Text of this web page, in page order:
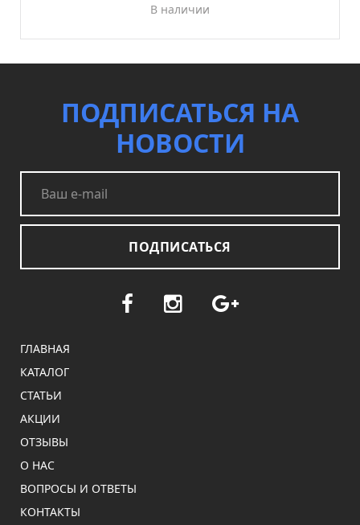
В наличии
ПОДПИСАТЬСЯ НА
НОВОСТИ
ПОДПИСАТЬСЯ
ГЛАВНАЯ
КАТАЛОГ
СТАТЬИ
АКЦИИ
ОТЗЫВЫ
О НАС
ВОПРОСЫ И ОТВЕТЫ
КОНТАКТЫ